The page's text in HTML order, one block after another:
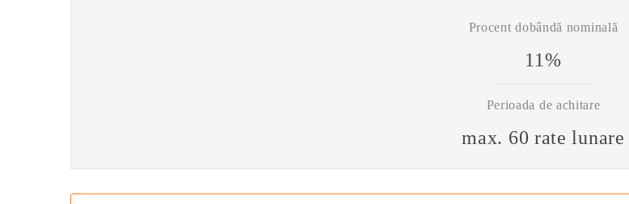
Procent dobândă nominală
11%
Perioada de achitare
max. 60 rate lunare